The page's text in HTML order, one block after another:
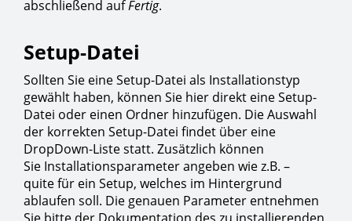
abschließend aufFertig.
Setup-Datei
Sollten Sie eine Setup-Datei als Installationstyp
gewählt haben, können Sie hier direkt eine Setup-
Datei oder einen Ordner hinzufügen. Die Auswahl
der korrekten Setup-Datei findet über eine
DropDown-Liste statt. Zusätzlich können
Sie Installationsparameter angeben wie z.B. –
quite für ein Setup, welches im Hintergrund
ablaufen soll. Die genauen Parameter entnehmen